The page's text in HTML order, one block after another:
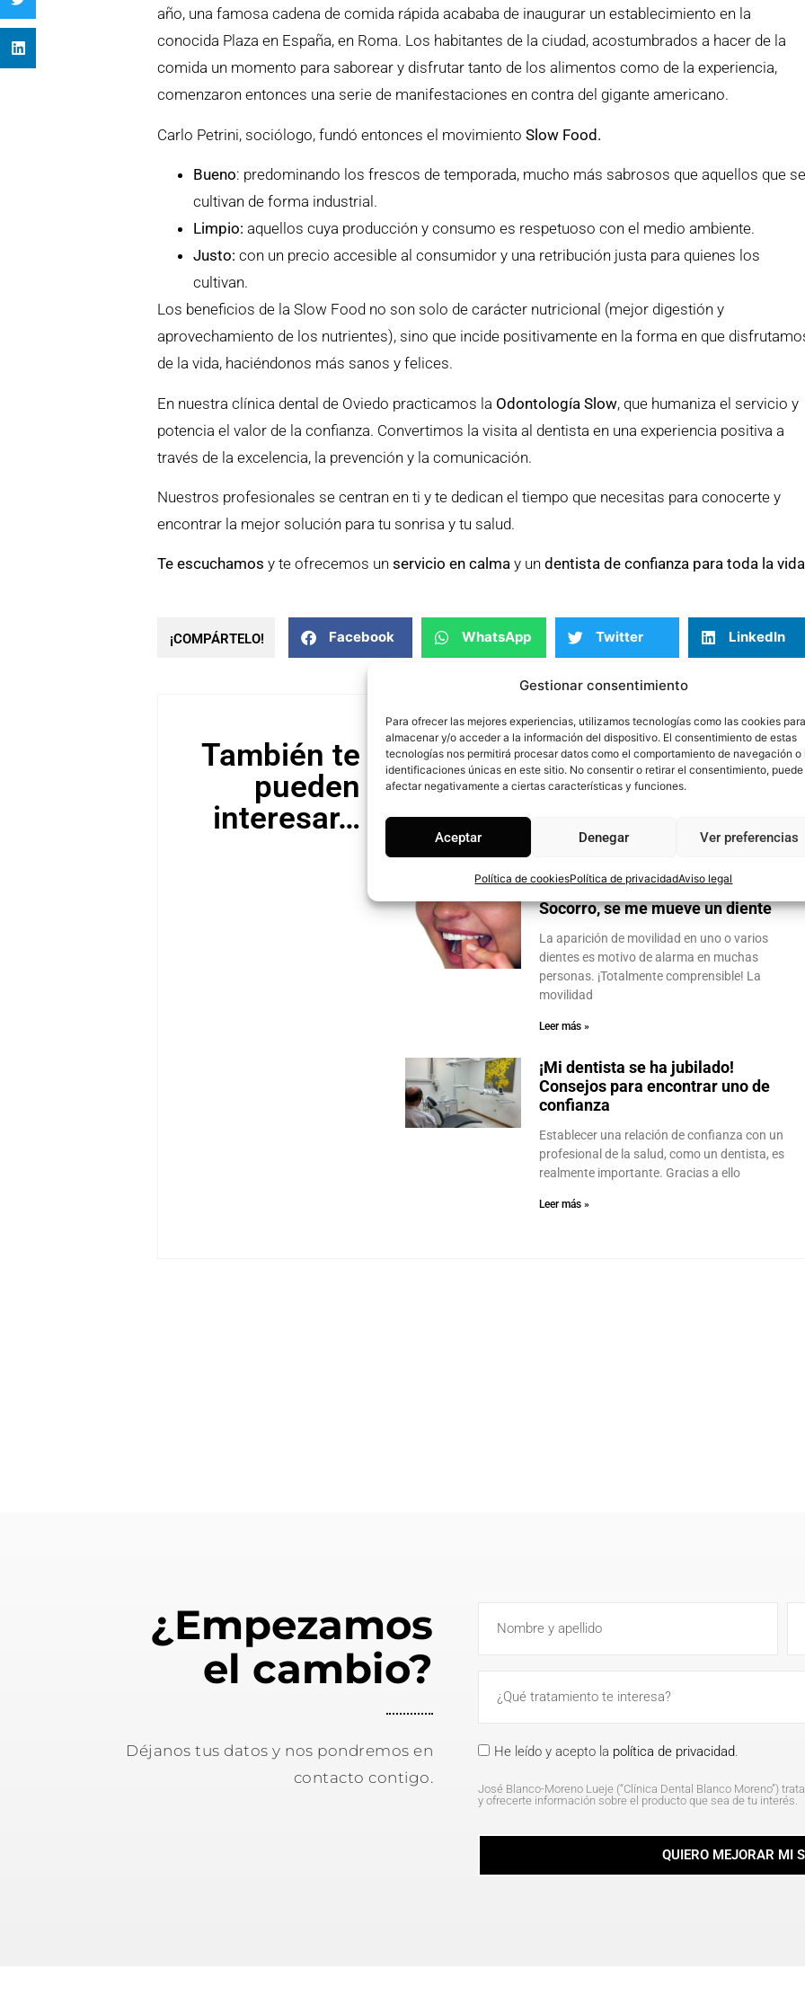
Gestionar consentimiento
Para ofrecer las mejores experiencias, utilizamos tecnologías como las cookies para
almacenar y/o acceder a la información del dispositivo. El consentimiento de estas
tecnologías nos permitirá procesar datos como el comportamiento de navegación o
identificaciones únicas en este sitio. No consentir o retirar el consentimiento, puede
afectar negativamente a ciertas características y funciones.
Aceptar Denegar Ver preferencias
Política de cookiesPolítica de privacidadAviso legal
año, una famosa cadena de comida rápida acababa de inaugurar un establecimiento en la
conocida Plaza en España, en Roma. Los habitantes de la ciudad, acostumbrados a hacer de la
comida un momento para saborear y disfrutar tanto de los alimentos como de la experiencia,
comenzaron entonces una serie de manifestaciones en contra del gigante americano.
Carlo Petrini, sociólogo, fundó entonces el movimientoSlow Food.
Bueno: predominando los frescos de temporada, mucho más sabrosos que aquellos que se
cultivan de forma industrial.
Limpio: aquellos cuya producción y consumo es respetuoso con el medio ambiente.
Justo: con un precio accesible al consumidor y una retribución justa para quienes los
cultivan.
Los beneficios de la Slow Food no son solo de carácter nutricional (mejor digestión y
aprovechamiento de los nutrientes), sino que incide positivamente en la forma en que
de la vida, haciéndonos más sanos y felices.
En nuestra clínica dental de Oviedo practicamos la Odontología Slow, que humaniza el servicio y
potencia el valor de la confianza. Convertimos la visita al dentista en una experiencia positiva a
través de la excelencia, la prevención y la comunicación.
Nuestros profesionales se centran en ti y te dedican el tiempo que necesitas para conocerte y
encontrar la mejor solución para tu sonrisa y tu salud.
Te escuchamos y te ofrecemos unservicio en calma y undentista de confianza para toda la vida
¡COMPÁRTELO! Facebook WhatsApp Twitter LinkedIn
También te
pueden
interesar…
Tengo un diente oscuro, ¿qué
puedo hacer?
pero además de
Socorro, se me mueve un diente
La aparición de movilidad en uno o varios
dientes es motivo de alarma en muchas
personas. ¡Totalmente comprensible! La
movilidad
Leer más »
¡Mi dentista se ha jubilado!
Consejos para encontrar uno de
confianza
Establecer una relación de confianza con un
profesional de la salud, como un dentista, es
realmente importante. Gracias a ello
Leer más »
¿Empezamos
el cambio?
Déjanos tus datos y nos pondremos en
contacto contigo.
He leído y acepto la política de privacidad.
José Blanco-Moreno Lueje (“Clínica Dental Blanco Moreno”)
y ofrecerte información sobre el producto que sea de tu interés.
QUIERO MEJORAR MI